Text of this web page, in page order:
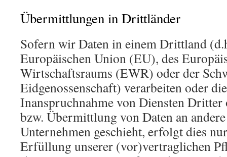
Übermittlungen in Drittländer
Sofern wir Daten in einem Drittland
Europäischen Union (EU), des
Wirtschaftsraums (EWR) oder der
Eidgenossenschaft) verarbeiten oder
Inanspruchnahme von Diensten
bzw. Übermittlung von Daten an
Unternehmen geschieht, erfolgt dies
Erfüllung unserer (vor)vertraglichen